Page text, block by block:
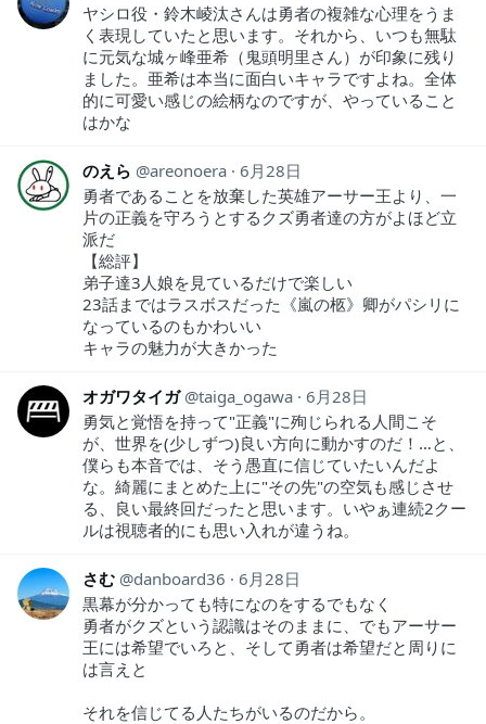
ヤシロ役・鈴木崚汰さんは勇者の複雑な心理をうま
く表現していたと思います。それから、いつも無駄
に元気な城ヶ峰亜希（鬼頭明里さん）が印象に残り
ました。亜希は本当に面白いキャラですよね。全体
的に可愛い感じの絵柄なのですが、やっていること
はかな
のえら areonoera 6月28日
勇者であることを放棄した英雄アーサー王より、一
片の正義を守ろうとするクズ勇者達の方がよほど立
派だ
【総評】
弟子達3人娘を見ているだけで楽しい
23話まではラスボスだった《嵐の柩》卿がパシリに
なっているのもかわいい
キャラの魅力が大きかった
オガワタイガ taiga_ogawa 6月28日
勇気と覚悟を持って"正義"に殉じられる人間こそ
が、世界を(少しずつ)良い方向に動かすのだ！…と、
僕らも本音では、そう愚直に信じていたいんだよ
な。綺麗にまとめた上に"その先"の空気も感じさせ
る、良い最終回だったと思います。いやぁ連続2クー
ルは視聴者的にも思い入れが違うね。
さむ danboard36
6月28日
黒幕が分かっても特になのをするでもなく
勇者がクズという認識はそのままに、でもアーサー
王には希望でいろと、そして勇者は希望だと周りに
は言えと
それを信じてる人たちがいるのだから。